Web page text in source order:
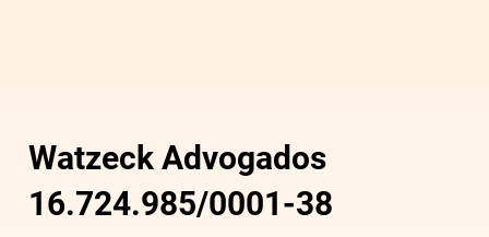
Watzeck Advogados
16.724.985/0001-38